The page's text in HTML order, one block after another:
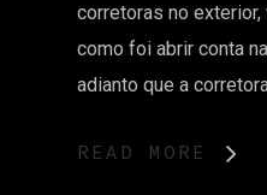
corretoras no
como foi abrir conta
adianto que a
READ MORE